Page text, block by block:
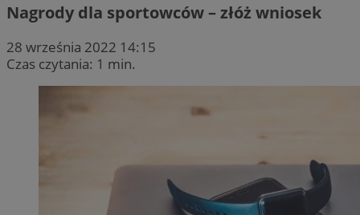
Nagrody dla sportowców – złóż wniosek
28 września 2022 14:15
Czas czytania: 1 min.